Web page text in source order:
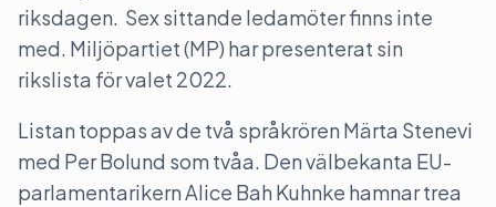
riksdagen. Sex sittande ledamöter finns inte
med. Miljöpartiet (MP) har presenterat sin
rikslista för valet 2022.
Listan toppas av de två språkrören Märta Stenevi
med Per Bolund som tvåa. Den välbekanta EU-
parlamentarikern Alice Bah Kuhnke hamnar trea